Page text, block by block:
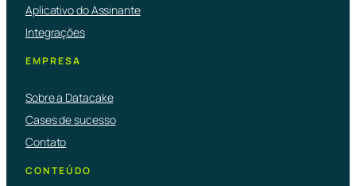
Aplicativo do Assinante
Integrações
EMPRESA
Sobre a Datacake
Cases de sucesso
Contato
CONTEÚDO